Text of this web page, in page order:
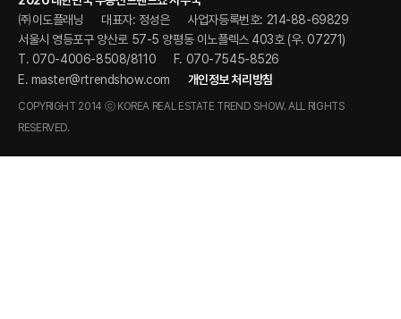
㈜이도플래닝
대표자: 정성은
사업자등록번호: 214-88-69829
서울시 영등포구 양산로 57-5 양평동 이노플렉스 403호 (우. 07271)
T. 070-4006-8508/8110
F. 070-7545-8526
E. master@rtrendshow.com 개인정보 처리방침
COPYRIGHT 2014 ⓒ KOREA REAL ESTATE TREND SHOW. ALL RIGHTS
RESERVED.